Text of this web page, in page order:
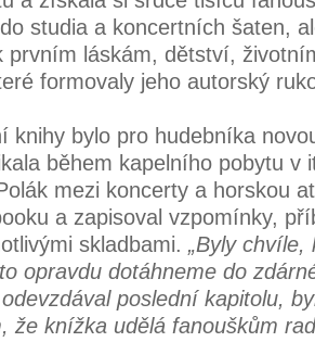
studia a koncertních šaten,
prvním láskám, dětství,
formovaly jeho autorský
knihy bylo pro hudebníka
během kapelního pobytu v
mezi koncerty a horskou
a zapisoval vzpomínky,
skladbami. „Byly chvíle,
opravdu dotáhneme do
poslední kapitolu,
že knížka udělá fanouškům